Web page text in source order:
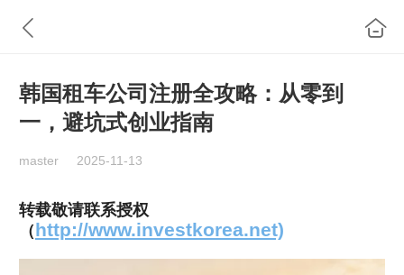
韩国租车公司注册全攻略：从零到
一，避坑式创业指南
master 2025-11-13
转载敬请联系授权
（http://www.investkorea.net)